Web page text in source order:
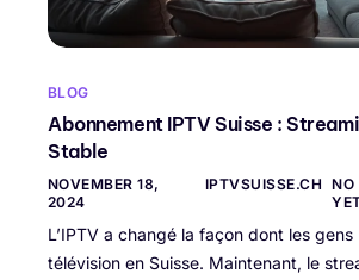
BLOG
Abonnement IPTV Suisse :
Stable
NOVEMBER 18,
2024
IPTVSUISSE.CH
NO
L’IPTV a changé la façon dont les
télévision en Suisse. Maintenant, le